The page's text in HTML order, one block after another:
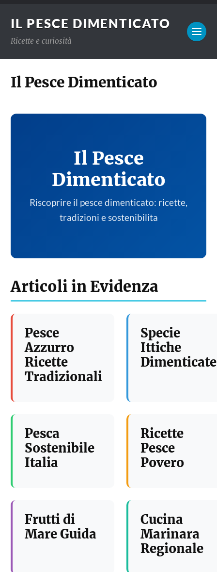
IL PESCE DIMENTICATO
Ricette e curiosità
Il Pesce Dimenticato
Il Pesce
Dimenticato
Riscoprire il pesce dimenticato: ricette,
tradizioni e sostenibilita
Articoli in Evidenza
Pesce
Azzurro
Ricette
Tradizionali
Specie
Ittiche
Dimenticate
Pesca
Sostenibile
Italia
Ricette
Pesce
Povero
Frutti di
Mare Guida
Cucina
Marinara
Regionale